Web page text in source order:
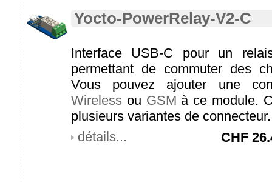
Yocto-PowerRelay-V2-C
Interface USB-C pour un
permettant de commuter des
Vous pouvez ajouter une
Wireless ou GSM à ce module.
plusieurs variantes de
détails...
CHF